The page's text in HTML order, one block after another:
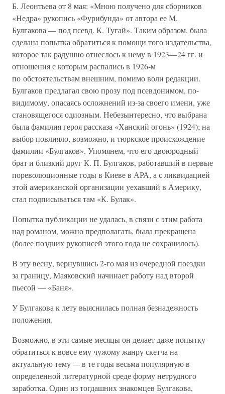
Б. Леонтьева от 8 мая: «Мною получено для сборников
«Недра» рукопись «Фурибунда» от автора ее М.
Булгакова — под псевд. К. Тугай». Таким образом, была
сделана попытка обратиться к помощи того издательства,
которое так радушно отнеслось к нему в 1923—24 гг. и
отношения с которым распались в 1926-м
по обстоятельствам внешним, помимо воли редакции.
Булгаков предлагал свою прозу под псевдонимом, по-
видимому, опасаясь осложнений из-за своего имени, уже
становящегося одиозным. Небезынтересно, что выбрана
была фамилия героя рассказа «Ханский огонь» (1924); на
выбор повлияло, возможно, и тюркское происхождение
фамилии «Булгаков». Упомянем, что его двоюродный
брат и близкий друг К. П. Булгаков, работавший в первые
пореволюционные годы в Киеве в АРА, а с ликвидацией
этой американской организации уехавший в Америку,
стал подписываться там «К. Булак».
Попытка публикации не удалась, в связи с этим работа
над романом, можно предполагать, была прекращена
(более поздних рукописей этого года не сохранилось).
В эту весну, вернувшись 2-го мая из очередной поездки
за границу, Маяковский начинает работу над второй
пьесой — «Баня».
У Булгакова к лету выяснилась полная безнадежность
положения.
Возможно, в эти самые месяцы он делает даже попытку
обратиться к вовсе ему чужому жанру скетча на
актуальную тему—в те годы весьма популярную в
определенной литературной среде форму нетрудного
заработка. Один из тогдашних знакомцев Булгакова,